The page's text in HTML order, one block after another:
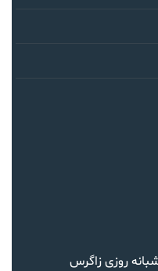
روزی زاگرس